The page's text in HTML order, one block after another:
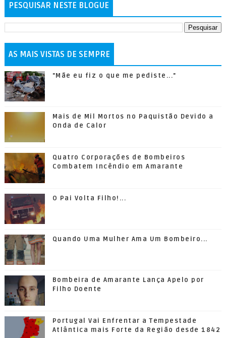
PESQUISAR NESTE BLOGUE
AS MAIS VISTAS DE SEMPRE
"Mãe eu fiz o que me pediste..."
Mais de Mil Mortos no Paquistão Devido a
Onda de Calor
Quatro Corporações de Bombeiros
Combatem Incêndio em Amarante
O Pai Volta Filho!...
Quando Uma Mulher Ama Um Bombeiro...
Bombeira de Amarante Lança Apelo por
Filho Doente
Portugal Vai Enfrentar a Tempestade
Atlântica mais Forte da Região desde 1842